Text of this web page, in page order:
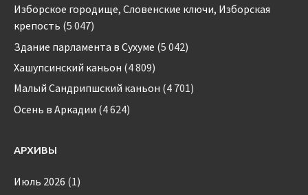
Изборское городище, Словенские ключи, Изборская
крепость (5 047)
Здание парламента в Сухуме (5 042)
Хашупсинский каньон (4 809)
Малый Сандрипшский каньон (4 701)
Осень в Аркадии (4 624)
АРХИВЫ
Июль 2026 (1)